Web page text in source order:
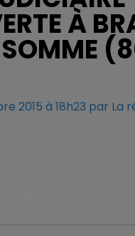
À
SOMME
2015 à 18h23 par La